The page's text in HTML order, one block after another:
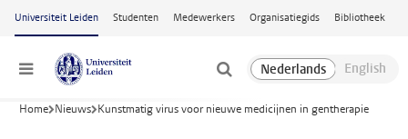
Ga naar hoofdinhoud
Universiteit Leiden Studenten Medewerkers Organisatiegids Bibliotheek
Menu
Home Nieuws Kunstmatig virus voor nieuwe medicijnen in gentherapie